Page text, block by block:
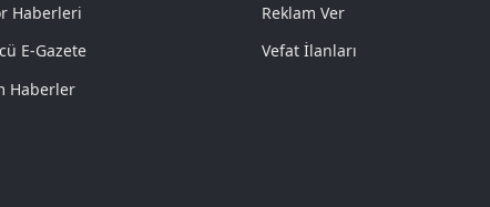
Haberleri
E-Gazete
Haberler
Reklam Ver
Vefat İlanları